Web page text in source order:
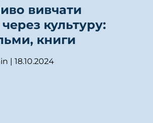
вивчати
через культуру:
книги
| 18.10.2024